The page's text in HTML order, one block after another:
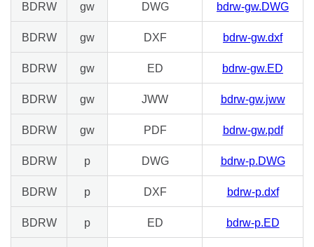
BDRW gw DWG bdrw-gw.DWG
BDRW gw DXF bdrw-gw.dxf
BDRW gw ED bdrw-gw.ED
BDRW gw JWW bdrw-gw.jww
BDRW gw PDF bdrw-gw.pdf
BDRW p DWG bdrw-p.DWG
BDRW p DXF bdrw-p.dxf
BDRW p ED bdrw-p.ED